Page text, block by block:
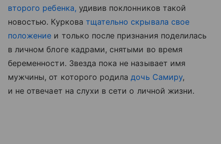
второго ребенка, удивив поклонников такой
новостью. Куркова тщательно скрывала свое
положение и только после признания поделилась
в личном блоге кадрами, снятыми во время
беременности. Звезда пока не называет имя
мужчины, от которого родиладочь Самиру,
и не отвечает на слухи в сети о личной жизни.